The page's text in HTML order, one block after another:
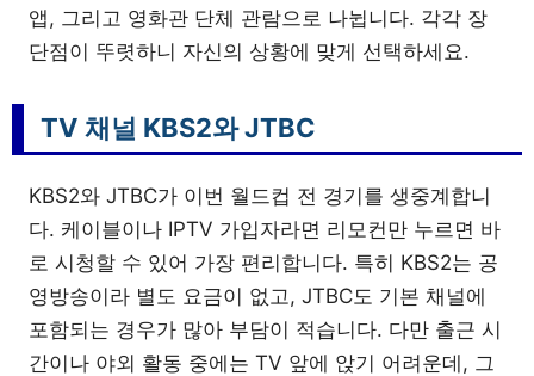
앱, 그리고 영화관 단체 관람으로 나뉩니다. 각각 장
단점이 뚜렷하니 자신의 상황에 맞게 선택하세요.
TV 채널 KBS2와 JTBC
KBS2와 JTBC가 이번 월드컵 전 경기를 생중계합니
다. 케이블이나 IPTV 가입자라면 리모컨만 누르면 바
로 시청할 수 있어 가장 편리합니다. 특히 KBS2는 공
영방송이라 별도 요금이 없고, JTBC도 기본 채널에
포함되는 경우가 많아 부담이 적습니다. 다만 출근 시
간이나 야외 활동 중에는 TV 앞에 앉기 어려운데, 그